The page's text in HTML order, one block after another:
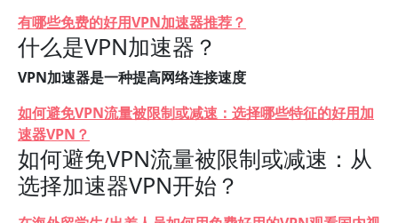
有哪些免费的好用VPN加速器推荐？
什么是VPN加速器？
VPN加速器是一种提高网络连接速度
如何避免VPN流量被限制或减速：选择哪些特征的好用加
速器VPN？
如何避免VPN流量被限制或减速：从
选择加速器VPN开始？